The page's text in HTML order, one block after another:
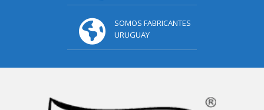
SOMOS FABRICANTES
URUGUAY